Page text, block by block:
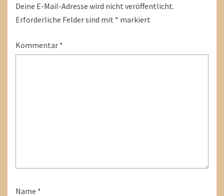
Deine E-Mail-Adresse wird nicht veröffentlicht.
Erforderliche Felder sind mit * markiert
Kommentar *
Name *